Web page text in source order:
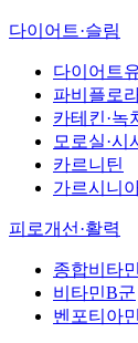
다이어트·슬림
다이어트
파비플로
카테킨·녹
모로실·시
카르니틴
가르시니
피로개선·활력
종합비타민
비타민B군
벤포티아민